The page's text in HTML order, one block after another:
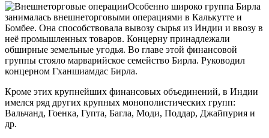
Особенно широко группа Бирла
занималась внешнеторговыми операциями в Калькутте и
Бомбее. Она способствовала вывозу сырья из Индии и ввозу в
неё промышленных товаров. Концерну принадлежали
обширные земельные угодья. Во главе этой финансовой
группы стояло марварийское семейство Бирла. Руководил
концерном Гханшиамдас Бирла.
Кроме этих крупнейших финансовых объединений, в Индии
имелся ряд других крупных монополистических групп:
Вальчанд, Гоенка, Гупта, Багла, Моди, Поддар, Джайпурия и
др.